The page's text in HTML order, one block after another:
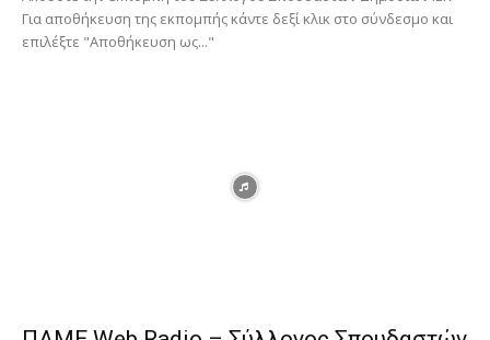
Για αποθήκευση της εκπομπής κάντε δεξί κλικ στο σύνδεσμο και
επιλέξτε "Αποθήκευση ως..."